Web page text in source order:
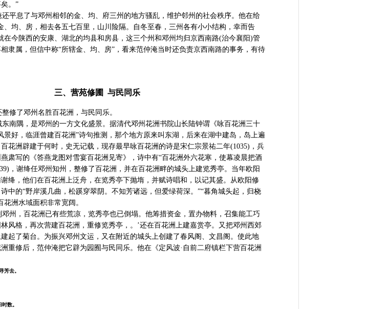
。”
平息了与邓州相邻的金、均、府三州的地方骚乱，维护邻州的社会秩序。他在给
、均、房，相去各五七百里，山川险隔。自冬至春，三州各有小小结构，幸而告
在今陕西的安康、湖北的均县和房县，这三个州和邓州均归京西南路(治今襄阳)管
隶属，但信中称“所辖金、均、房”，看来范仲淹当时还负责京西南路的事务，有待
三、营苑修圃 与民同乐
修了邓州名胜百花洲，与民同乐。
南隅，是邓州的一方文化盛景。据清代邓州花洲书院山长陆钟谓《咏百花洲三十
景好，临涯曾建百花洲”诗句推测，那个地方原来叫东湖，后来在湖中建岛，岛上遍
花洲辟建于何时，史无记载，现存最早咏百花洲的诗是宋仁宗景祐二年(1035)，兵
肃写的《答燕龙图对雪宴百花洲见寄》，诗中有“百花洲外六花寒，使幕凌晨把酒
，谢绛任邓州知州，整修了百花洲，并在百花洲畔的城头上建览秀亭。当年欧阳
绛，他们在百花洲上泛舟，在览秀亭下抛堶，并赋诗唱和，以记其盛。从欧阳修
诗中的“野岸溪几曲，松蹊穿翠阴。不知芳诸远，但爱绿荷深。”“暮角城头起，归桡
洲水域面积非常宽阔。
州，百花洲已有些荒凉，览秀亭也已倒塌。他筹措资金，置办物料，召集能工巧
风格，再次营建百花洲，重修览秀亭，。’还在百花洲上建嘉赏亭。又把邓州西郊
起了菊台。为振兴邓州文运，又在附近的城头上创建了春风阁、文昌阁。使此地
重修后，范仲淹把它辟为园囿与民同乐。他在《定风波·自前二府镇栏下营百花洲
芳去。
数。